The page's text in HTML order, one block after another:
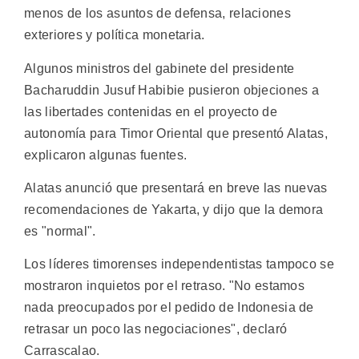
menos de los asuntos de defensa, relaciones
exteriores y política monetaria.
Algunos ministros del gabinete del presidente
Bacharuddin Jusuf Habibie pusieron objeciones a
las libertades contenidas en el proyecto de
autonomía para Timor Oriental que presentó Alatas,
explicaron algunas fuentes.
Alatas anunció que presentará en breve las nuevas
recomendaciones de Yakarta, y dijo que la demora
es "normal".
Los líderes timorenses independentistas tampoco se
mostraron inquietos por el retraso. "No estamos
nada preocupados por el pedido de Indonesia de
retrasar un poco las negociaciones", declaró
Carrascalao.